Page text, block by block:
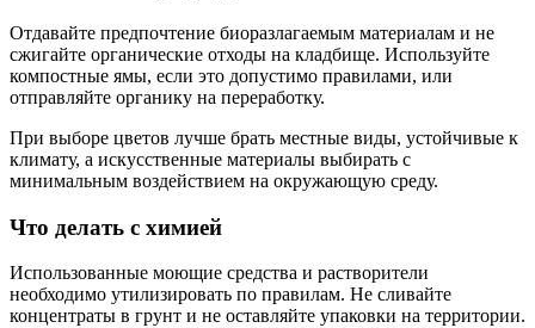
Отдавайте предпочтение биоразлагаемым материалам и не
сжигайте органические отходы на кладбище. Используйте
компостные ямы, если это допустимо правилами, или
отправляйте органику на переработку.
При выборе цветов лучше брать местные виды, устойчивые к
климату, а искусственные материалы выбирать с
минимальным воздействием на окружающую среду.
Что делать с химией
Использованные моющие средства и растворители
необходимо утилизировать по правилам. Не сливайте
концентраты в грунт и не оставляйте упаковки на территории.